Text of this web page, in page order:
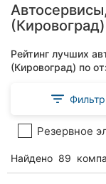
(Кировоград)
Рейтинг лучших
(Кировоград) по
Резервное
Найдено 89